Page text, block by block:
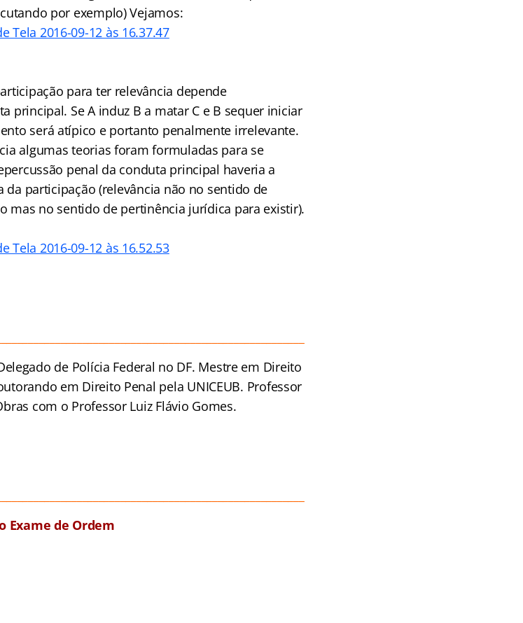
por exemplo) Vejamos:
para ter relevância depende
principal. Se A induz B a matar C e B sequer iniciar
será atípico e portanto penalmente irrelevante.
algumas teorias foram formuladas para se
penal da conduta principal haveria a
da participação (relevância não no sentido de
mas no sentido de pertinência jurídica para existir).
de Polícia Federal no DF. Mestre em Direito
em Direito Penal pela UNICEUB. Professor
com o Professor Luiz Flávio Gomes.
Exame de Ordem